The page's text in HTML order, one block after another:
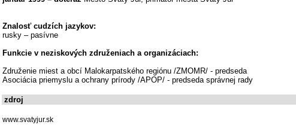
Znalosť cudzích jazykov:
rusky – pasívne
Funkcie v neziskových združeniach a organizáciach:
Združenie miest a obcí Malokarpatského regiónu /ZMOMR/ - predseda
Asociácia priemyslu a ochrany prírody /APOP/ - predseda správnej rady
zdroj
www.svatyjur.sk